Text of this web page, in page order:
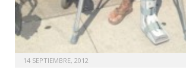
14 SEPTIEMBRE, 2012